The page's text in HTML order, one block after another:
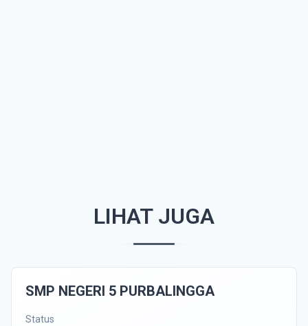
LIHAT JUGA
SMP NEGERI 5 PURBALINGGA
Status